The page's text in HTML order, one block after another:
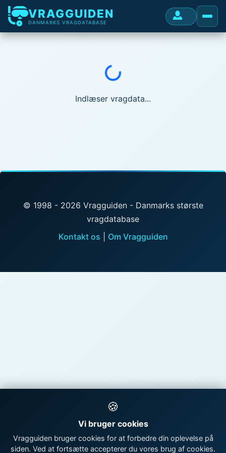
VRAGGUIDEN
DANMARKS VRAGDATABASE
Indlæser...
Indlæser vragdata...
© 1998 - 2026 Vragguiden - Danmarks største
vragdatabase
Kontakt os
Om Vragguiden
🍪
Vi bruger cookies
Vragguiden bruger cookies for at forbedre din oplevelse på
siden. Ved at fortsætte accepterer du vores brug af cookies.